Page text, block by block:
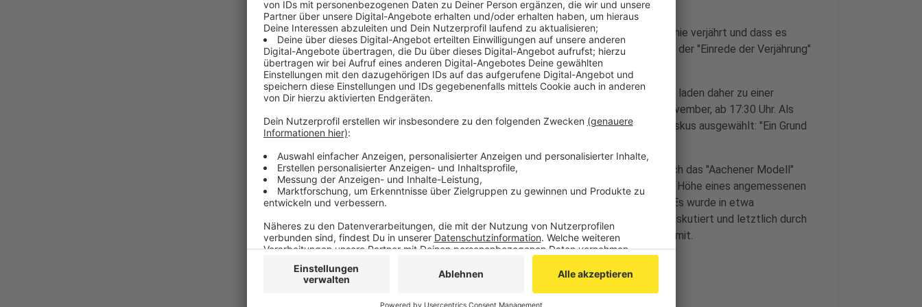
verjährt sind.
Der Betroffenenrat gehört zu denen, die sagen, dass Missbrauch nie verjährt und dass es
moralisch nicht in Ordnung ist, wenn das Bistum versucht, sich mit der "Einrede der Verjährung"
möglichst schadlos zu halten.
Die Kritiker - unter ihnen weitere katholische Räte und Verbände - laden daher zu einer
Protestkundgebung vorm Aachener Dom ein - am Montag, 18. November, ab 17:30 Uhr. Als
Motto haben die Veranstalter eine Formulierung von Papst Franziskus ausgewählt: "Ein Grund
Mitglieder des Betroffenenrats werden bei der Veranstaltung auch das "Aachener Modell"
vorstellen. Dieses Verfahren einer außergerichtlichen Einigung zur Höhe eines angemessenen
Schmerzensgeldes wurde durch den Betroffenenrat entwickelt. Es wurde in etwa
zehnstündigen Verhandlungen mit dem ehemaligen Generalvikar diskutiert und letztlich durch
das Bistum ohne Begründung abgelehnt, teilt der Betroffenenrat mit.